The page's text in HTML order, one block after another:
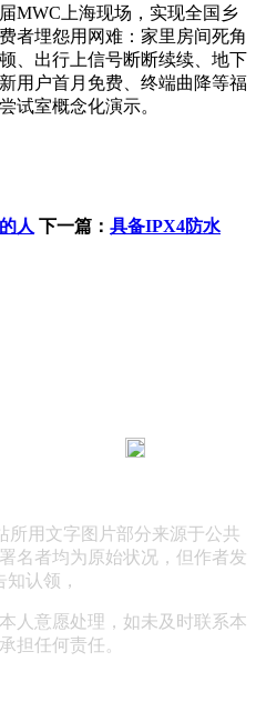
MWC上海现场，实现全国乡
者埋怨用网难：家里房间死角
、出行上信号断断续续、地下
用户首月免费、终端曲降等福
试室概念化演示。
人 下一篇： 具备IPX4防水
所用文字图片部分来源于公共
名者均为原始状况，但作者发
认领，
人意愿处理，如未及时联系本
担任何责任。